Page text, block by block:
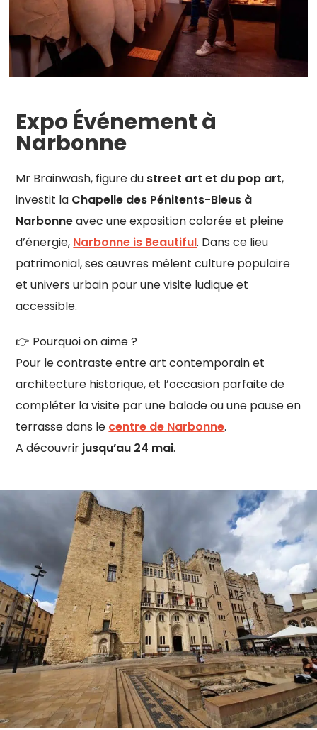
Expo Événement à
Narbonne
Mr Brainwash, figure du street art et du pop art,
investit la Chapelle des Pénitents-Bleus à
Narbonneavec une exposition colorée et pleine
d’énergie, Narbonne is Beautiful. Dans ce lieu
patrimonial, ses œuvres mêlent culture populaire
et univers urbain pour une visite ludique et
accessible.
👉 Pourquoi on aime ?
Pour le contraste entre art contemporain et
architecture historique, et l’occasion parfaite de
compléter la visite par une balade ou une pause en
terrasse dans le centre de Narbonne.
A découvrir jusqu’au 24 mai.